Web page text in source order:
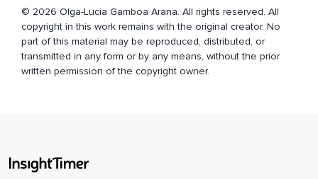
nuestros sistemas cognitivo,
Emocional y de comportamiento.
Se cree que la respuesta inicial al estrés es de naturaleza
adaptativa y esto permite que el cerebro aprenda de la
estrés puede ser muy perjudicial para nuestra salud
© 2026 Olga-Lucia Gamboa Arana. All rights reserved. All
copyright in this work remains with the original creator. No
part of this material may be reproduced, distributed, or
transmitted in any form or by any means, without the prior
written permission of the copyright owner.